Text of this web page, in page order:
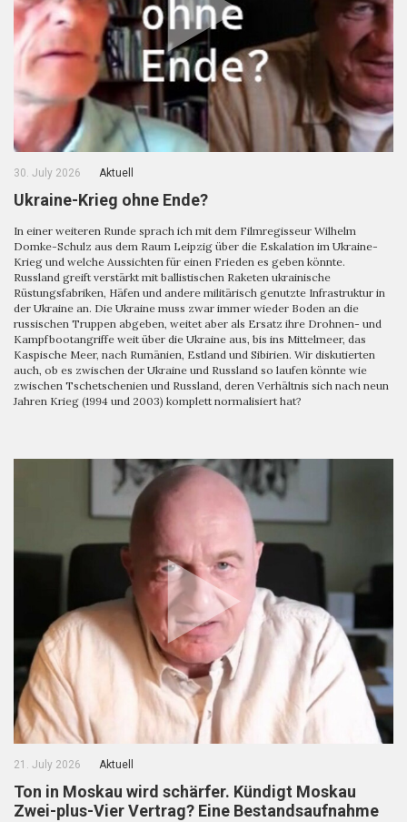
30. July 2026 Aktuell
Ukraine-Krieg ohne Ende?
In einer weiteren Runde sprach ich mit dem Filmregisseur Wilhelm
Domke-Schulz aus dem Raum Leipzig über die Eskalation im Ukraine-
Krieg und welche Aussichten für einen Frieden es geben könnte.
Russland greift verstärkt mit ballistischen Raketen ukrainische
Rüstungsfabriken, Häfen und andere militärisch genutzte Infrastruktur in
der Ukraine an. Die Ukraine muss zwar immer wieder Boden an die
russischen Truppen abgeben, weitet aber als Ersatz ihre Drohnen- und
Kampfbootangriffe weit über die Ukraine aus, bis ins Mittelmeer, das
Kaspische Meer, nach Rumänien, Estland und Sibirien. Wir diskutierten
auch, ob es zwischen der Ukraine und Russland so laufen könnte wie
zwischen Tschetschenien und Russland, deren Verhältnis sich nach neun
Jahren Krieg (1994 und 2003) komplett normalisiert hat?
21. July 2026 Aktuell
Ton in Moskau wird schärfer. Kündigt Moskau
Zwei-plus-Vier Vertrag? Eine Bestandsaufnahme